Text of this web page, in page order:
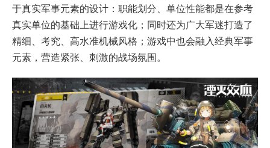
于真实军事元素的设计：职能划分、单位性能都是在参考
真实单位的基础上进行游戏化；同时还为广大军迷打造了
精细、考究、高水准机械风格；游戏中也会融入经典军事
元素，营造紧张、刺激的战场氛围。